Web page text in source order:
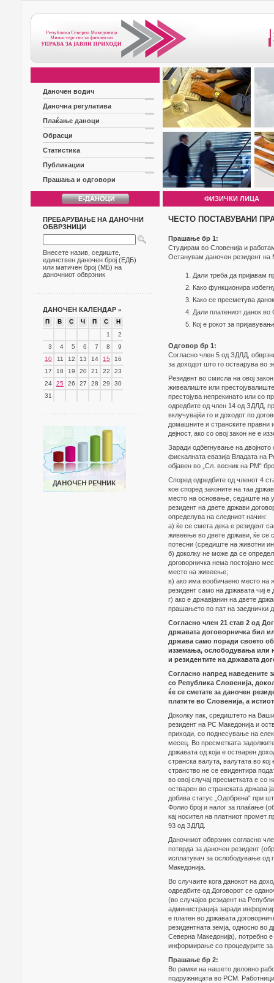
Даночен водич
Даночна регулатива
Плаќање даноци
Обрасци
Статистика
Публикации
Прашања и одговори
ФИЗИЧКИ ЛИЦА
ПРЕБАРУВАЊЕ НА ДАНОЧНИ
ОБВРЗНИЦИ
Внесете назив, седиште,
единствен даночен број (ЕДБ)
или матичен број (МБ) на
даночниот обврзник
ДАНОЧЕН КАЛЕНДАР »
П В С Ч П С
Н
1
2
3
4 5 6 7 8
9
10
11 12 13 14 15
16
17
18 19 20 21 22
23
24
25 26 27 28 29
30
31
ЧЕСТО ПОСТАВУВАНИ
Прашање бр 1:
Студирам во Словенија и
Останувам даночен резидент на
Дали треба да пријавам
Како функционира
Како се пресметува
Дали платениот данок
Кој е рокот за
Одговор бр 1:
Согласно член 5 од ЗДЛД,
за доходот што го остварува во
Резидент во смисла на овој
живеалиште или
престојува непрекинато или со
одредбите од член 14 од ЗДЛД,
вклучувајќи го и доходот по
домашните и странските правни
дејност, ако со овој закон не е
Заради одбегнување на
фискалната евазија Владата на
објавен во „Сл. весник на РМ“
Според одредбите од членот 4
кое според законите на таа
место на основање, седиште на
резидент на двете држави
определува на следниот начин:
а) ќе се смета дека е резидент
живеење во двете држави, ќе се
потесни (средиште на животни
б) доколку не може да се
договорничка нема постојано
место на живеење;
в) ако има вообичаено место на
резидент само на државата чиј е
г) ако е државјанин на двете
прашањето по пат на заеднички
Согласно член 21 став 2 од
државата договорничка бил
држава само поради своето
изземања, ослободувања или
и резидентите на државата
Согласно напред наведените
со Република Словенија,
ќе се сметате за даночен
платите во Словенија, а
Доколку пак, средиштето на
резидент на РС Македонија и
приходи, со поднесување на
месец. Во пресметката
државата од која е остварен
странска валута, валутата во
странство не се евидентира
во овој случај пресметката е со
остварен во странската држава
добива статус „Одобрена“ при
Фолио број и налог за плаќање
кај носител на платниот промет
93 од ЗДЛД.
Даночниот обврзник согласно
потврда за даночен резидент
исплатувач за ослободување од
Македонија.
Во случаите кога данокот на
одредбите од Договорот се
(во случајов резидент на
администрација заради
е платен во државата
резидентната земја, односно во
Северна Македонија), потребно
информирање со процедурите
Прашање бр 2:
Во рамки на нашето деловно
подружницата во РСМ.